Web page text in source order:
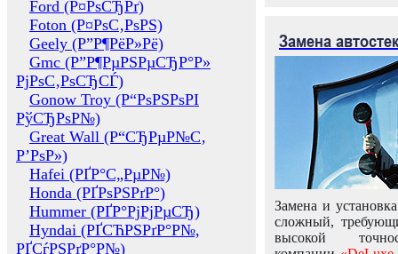
Ford (Р¤РѕСЂРґ)
Foton (Р¤РѕС‚РѕРЅ)
Geely (Р”Р¶РёР»Рё)
Gmc (Р”Р¶РµРЅРµСЂР°Р»
РјРѕС‚РѕСЂСЃ)
Gonow Troy (Р“РѕРЅРѕРІ
РўСЂРѕР№)
Great Wall (Р“СЂРµР№С‚
Р’РѕР»)
Hafei (РҐР°С„РµР№)
Honda (РҐРѕРЅРґР°)
Hummer (РҐР°РјРјРµСЂ)
Hyndai (РҐСЋРЅРґР°Р№,
РҐСѓРЅРґР°Р№)
Замена
Замена и
сложный,
высокой